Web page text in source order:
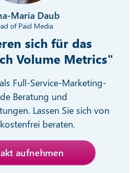
Maria Daub
of Paid Media
sich für das
Volume Metrics"
Full-Service-Marketing-
Beratung und
Lassen Sie sich von
beraten.
aufnehmen